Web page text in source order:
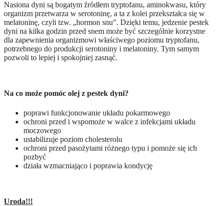
Nasiona dyni są bogatym źródłem tryptofanu, aminokwasu, który
organizm przetwarza w serotoninę, a ta z kolei przekształca się w
melatoninę, czyli tzw. „hormon snu”. Dzięki temu, jedzenie pestek
dyni na kilka godzin przed snem może być szczególnie korzystne
dla zapewnienia organizmowi właściwego poziomu tryptofanu,
potrzebnego do produkcji serotoniny i melatoniny. Tym samym
pozwoli to lepiej i spokojniej zasnąć.
Na co może pomóc olej z pestek dyni?
poprawi funkcjonowanie układu pokarmowego
ochroni przed i wspomoże w walce z infekcjami układu
moczowego
ustabilizuje poziom cholesterolu
ochroni przed pasożytami różnego typu i pomoże się ich
pozbyć
działa wzmacniająco i poprawia kondycję
Uroda!!!